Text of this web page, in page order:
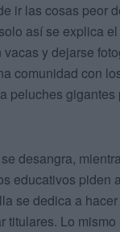
ir las cosas peor
así se explica
y dejarse
comunidad con
peluches
desangra,
educativos
se dedica a
titulares. Lo